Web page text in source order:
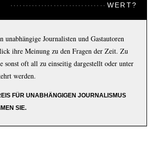
WERT?
unabhängige Journalisten und Gastautoren
ihre Meinung zu den Fragen der Zeit. Zu
sonst oft all zu einseitig dargestellt oder unter
werden.
FÜR UNABHÄNGIGEN JOURNALISMUS
SIE.